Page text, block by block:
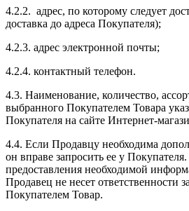
4.2.2. адрес, по которому следует
доставка до адреса Покупателя);
4.2.3. адрес электронной почты;
4.2.4. контактный телефон.
4.3. Наименование, количество,
выбранного Покупателем Товара
Покупателя на сайте Интернет-
4.4. Если Продавцу необходима
он вправе запросить ее у
предоставления необходимой
Продавец не несет ответственности
Покупателем Товар.